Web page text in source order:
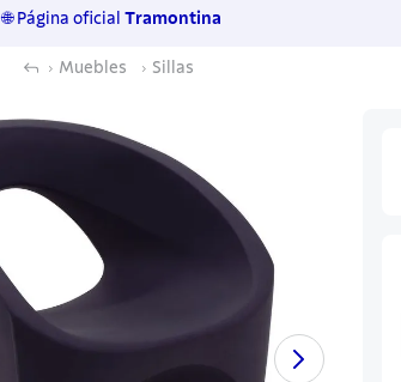
🌐 Página oficial Tramontina
Muebles Sillas